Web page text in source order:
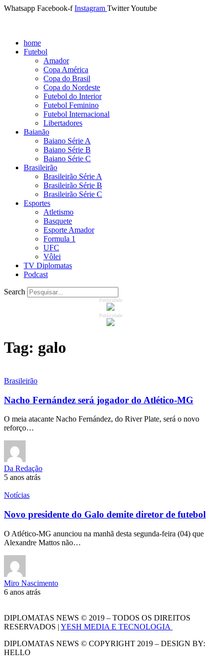
Whatsapp Facebook-f Instagram TwitterYoutube
home
Futebol
Amador
Copa América
Copa do Brasil
Copa do Nordeste
Futebol do Interior
Futebol Feminino
Futebol Internacional
Libertadores
Baianão
Baiano Série A
Baiano Série B
Baiano Série C
Brasileirão
Brasileirão Série A
Brasileirão Série B
Brasileirão Série C
Esportes
Atletismo
Basquete
Esporte Amador
Formula 1
UFC
Vôlei
TV Diplomatas
Podcast
Search
Publicidade
Publicidade
Tag: galo
Brasileirão
Nacho Fernández será jogador do Atlético-MG
O meia atacante Nacho Fernández, do River Plate, será o novo
reforço…
Da Redação
5 anos atrás
Notícias
Novo presidente do Galo demite diretor de futebol
O Atlético-MG anunciou na manhã desta segunda-feira (04) que
Alexandre Mattos não…
Miro Nascimento
6 anos atrás
DIPLOMATAS NEWS © 2019 – TODOS OS DIREITOS
RESERVADOS | YESH MEDIA E TECNOLOGIA
DIPLOMATAS NEWS © COPYRIGHT 2019 – DESIGN BY:
HELLO